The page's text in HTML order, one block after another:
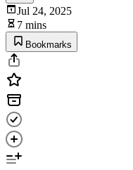
Jul 24, 2025
7 mins
Bookmarks